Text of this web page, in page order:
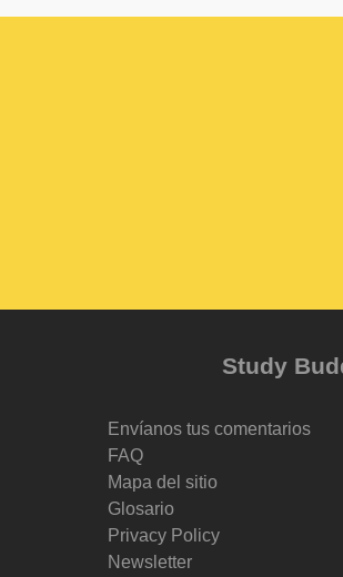
Study
Envíanos tus comentarios
FAQ
Mapa del sitio
Glosario
Privacy Policy
Newsletter